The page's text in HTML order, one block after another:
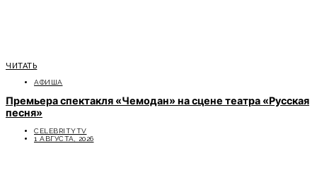
ЧИТАТЬ
АФИША
Премьера спектакля «Чемодан» на сцене театра «Русская
песня»
CELEBRITYTV
1 АВГУСТА, 2026